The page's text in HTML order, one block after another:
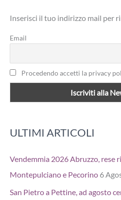
:Inserisci il tuo indirizzo mail per
Email
Procedendo accetti la privacy
ULTIMI ARTICOLI
Vendemmia 2026 Abruzzo, rese
Montepulciano e Pecorino 6
San Pietro a Pettine, ad agosto